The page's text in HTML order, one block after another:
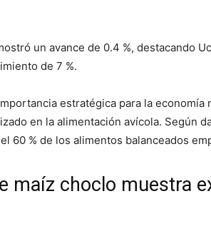
un avance de 0.4 %, destacando
de 7 %.
estratégica para la economía
en la alimentación avícola. Según
60 % de los alimentos balanceados
maíz choclo muestra